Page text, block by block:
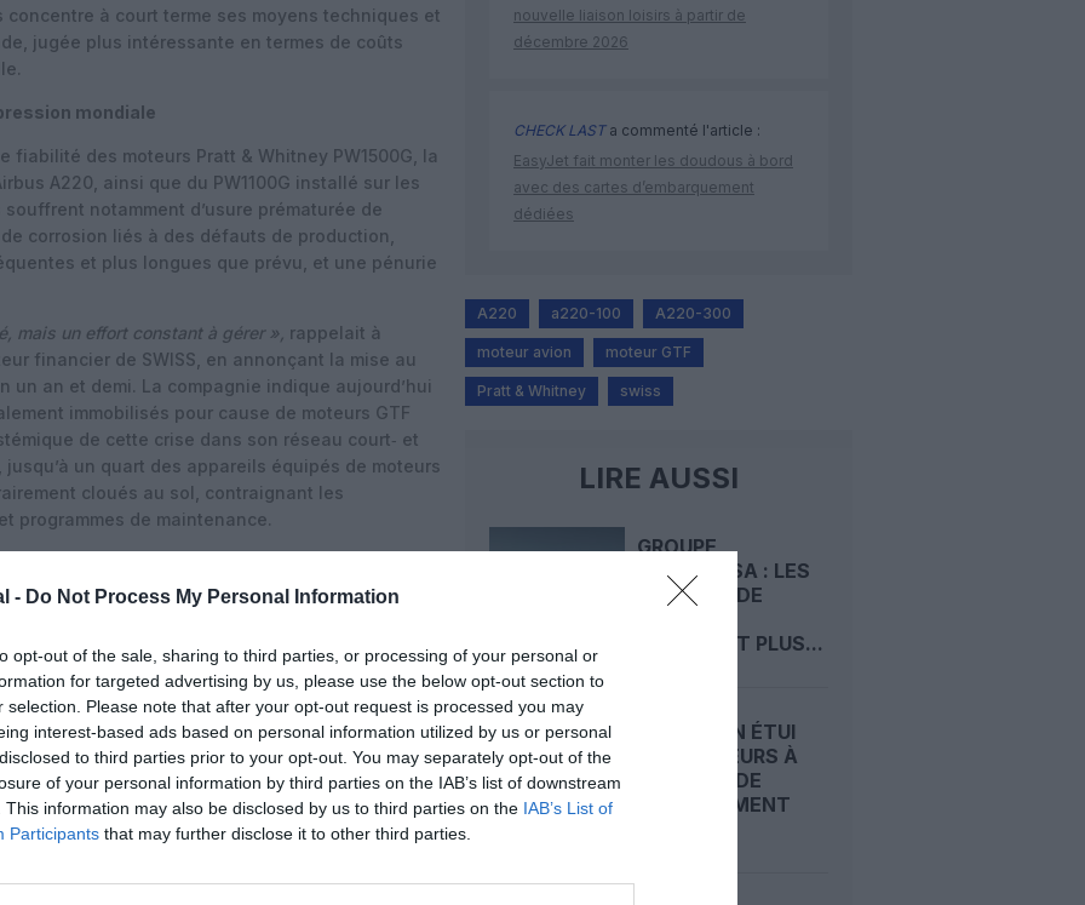
- Do Not Process My Personal Information
opt-out of the sale, sharing to third parties, or processing of your personal or
for targeted advertising by us, please use the below opt-out section to
selection. Please note that after your opt-out request is processed you may
interest-based ads based on personal information utilized by us or personal
to third parties prior to your opt-out. You may separately opt-out of the
of your personal information by third parties on the IAB’s list of downstream
This information may also be disclosed by us to third parties on the IAB’s List of
Participants that may further disclose it to other third parties.
concentre à court terme ses moyens techniques et
jugée plus intéressante en termes de coûts
mondiale
fiabilité des moteurs Pratt & Whitney PW1500G, la
A220, ainsi que du PW1100G installé sur les
notamment d’usure prématurée de
corrosion liés à des défauts de production,
et plus longues que prévu, et une pénurie
mais un effort constant à gérer », rappelait à
financier de SWISS, en annonçant la mise au
un an et demi. La compagnie indique aujourd’hui
immobilisés pour cause de moteurs GTF
de cette crise dans son réseau court‑ et
jusqu’à un quart des appareils équipés de moteurs
cloués au sol, contraignant les
programmes de maintenance.
et A220‑300
clairement l’A220‑300, dont la capacité plus
et d’améliorer la rentabilité par siège dans un
En réaffectant les PW1500G des A220‑100 aux
un nombre maximum d’appareils en ligne tout en
ou d’échange standard, dont les délais
encore officiellement dans la flotte seront
placés en stockage pour une durée minimale de
à Toulouse‑Francazal. L’horizon
entendre que la normalisation des capacités de
encore plusieurs années, ce qui incite les
nouvelle liaison loisirs à partir de
décembre 2026
CHECK LASTa commenté l'article :
EasyJet fait monter les doudous à bord
avec des cartes d’embarquement
dédiées
A220 a220-100 A220-300
moteur avion moteur GTF
Pratt & Whitney swiss
LIRE AUSSI
GROUPE
LUFTHANSA : LES
A220-100 DE
DEVRAIENT PLUS...
SWISS : UN ÉTUI
D’ÉCOUTEURS À
L’ORIGINE DE
DÉROUTEMENT